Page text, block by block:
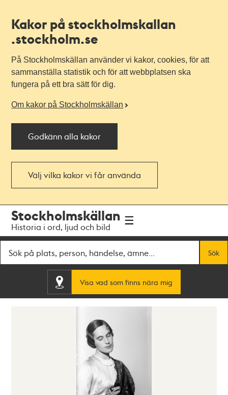
Kakor på stockholmskallan
.stockholm.se
På Stockholmskällan använder vi kakor, cookies, för att
sammanställa statistik och för att webbplatsen ska
fungera på ett bra sätt för dig.
Om kakor på Stockholmskällan
Godkänn alla kakor
Välj vilka kakor vi får använda
navigationen
huvudinnehållet
Stockholmskällan
Historia i ord, ljud och bild
Sök
Visa vad som finns nära mig